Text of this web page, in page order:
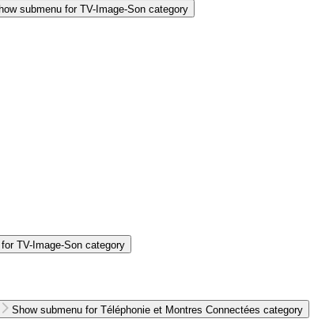
submenu for TV-Image-Son category
TV-Image-Son category
Show submenu for Téléphonie et Montres Connectées category